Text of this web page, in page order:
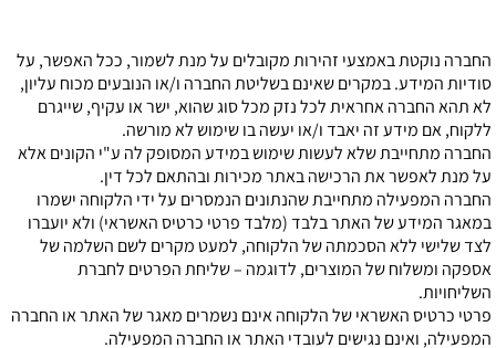
החברה נוקטת באמצעי זהירות מקובלים על מנת לשמור, ככל האפשר, על
סודיות המידע. במקרים שאינם בשליטת החברה ו/או הנובעים מכוח עליון,
לא תהא החברה אחראית לכל נזק מכל סוג שהוא, ישר או עקיף, שייגרם
ללקוח, אם מידע זה יאבד ו/או יעשה בו שימוש לא מורשה.
החברה מתחייבת שלא לעשות שימוש במידע המסופק לה ע"י הקונים אלא
על מנת לאפשר את הרכישה באתר מכירות ובהתאם לכל דין.
החברה המפעילה מתחייבת שהנתונים הנמסרים על ידי הלקוחה ישמרו
במאגר המידע של האתר בלבד (מלבד פרטי כרטיס האשראי) ולא יועברו
לצד שלישי ללא הסכמתה של הלקוחה, למעט מקרים לשם השלמה של
אספקה ומשלוח של המוצרים, לדוגמה – שליחת הפרטים לחברת
השליחויות.
פרטי כרטיס האשראי של הלקוחה אינם נשמרים מאגר של האתר או החברה
המפעילה, ואינם נגישים לעובדי האתר או החברה המפעילה.